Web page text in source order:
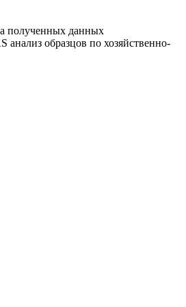
полученных данных
образцов по хозяйственно-